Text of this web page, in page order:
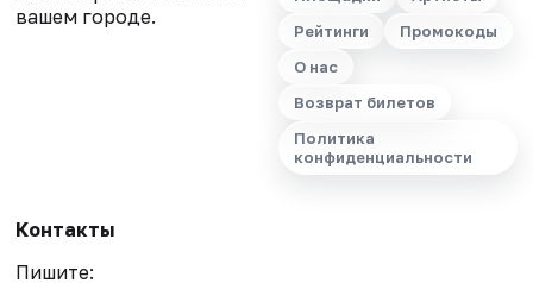
вашем городе.
Рейтинги
Промокоды
О нас
Возврат билетов
Политика
конфиденциальности
Контакты
Пишите: